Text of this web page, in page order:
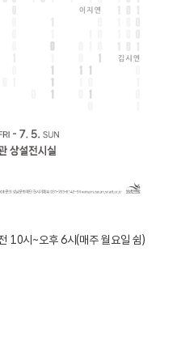
10시~오후 6시(매주 월요일 쉼)